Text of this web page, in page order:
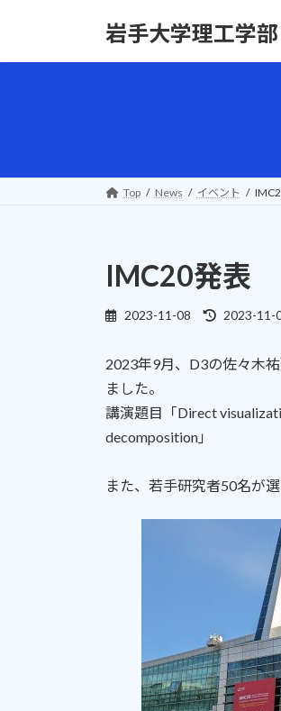
ッ
移
岩手大学理工学
Top News イベント
IMC20発表
2023-11-08
最
新
:
2023-11-
2023年9月、D3の佐々木
ました。
講演題目「Direct
decomposition」
また、若手研究者50名が